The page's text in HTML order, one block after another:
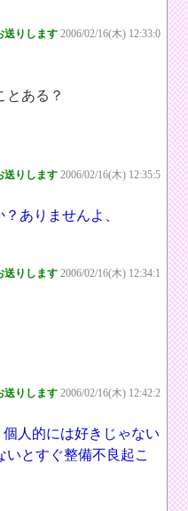
送りします 2006/02/16(木) 12:33:0
とある？
送りします 2006/02/16(木) 12:35:5
ありませんよ、
送りします 2006/02/16(木) 12:34:1
送りします 2006/02/16(木) 12:42:2
人的には好きじゃない
とすぐ整備不良起こ